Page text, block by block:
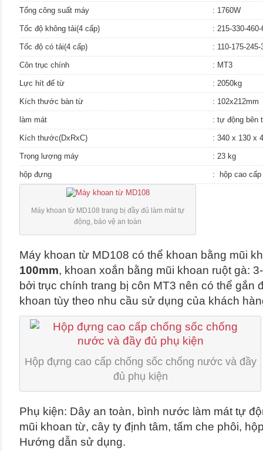
Tổng công suất máy : 1760W
Tốc độ không tải(4 cấp) : 215-330-
Tốc độ có tải(4 cấp) : 110-175-
Côn trục chính : MT3
Lực hít đế từ : 2050kg
Kích thước bàn từ : 102x212mm
làm mát : tự động bên
Kích thước(DxRxC) : 340 x 130 x
Trọng lượng máy : 23 kg
hộp đựng : hộp cao
Máy khoan từ MD108 trang bị đầy đủ làm mát tự
động, bảo vệ an toàn
Máy khoan từ MD108 có thể khoan bằng mũi
100mm, khoan xoắn bằng mũi khoan ruột gà:
bởi trục chính trang bị côn MT3 nên có thể gắn
khoan tùy theo nhu cầu sử dụng của khách
Hộp đựng cao cấp chống sốc chống nước và đầy
đủ phụ kiện
Phụ kiện: Dây an toàn, bình nước làm mát tự
mũi khoan từ, cây ty định tâm, tấm che phôi,
Hướng dẫn sử dụng.